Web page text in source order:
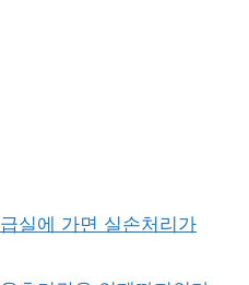
실에 가면 실손처리가